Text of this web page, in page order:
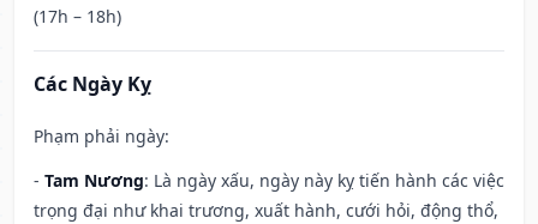
(17h – 18h)
Các Ngày Kỵ
Phạm phải ngày:
- Tam Nương: Là ngày xấu, ngày này kỵ tiến hành các việc
trọng đại như khai trương, xuất hành, cưới hỏi, động thổ,